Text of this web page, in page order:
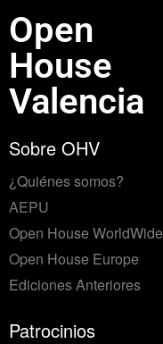
Open
House
Valencia
Sobre OHV
¿Quiénes somos?
AEPU
Open House WorldWide
Open House Europe
Ediciones Anteriores
Patrocinios